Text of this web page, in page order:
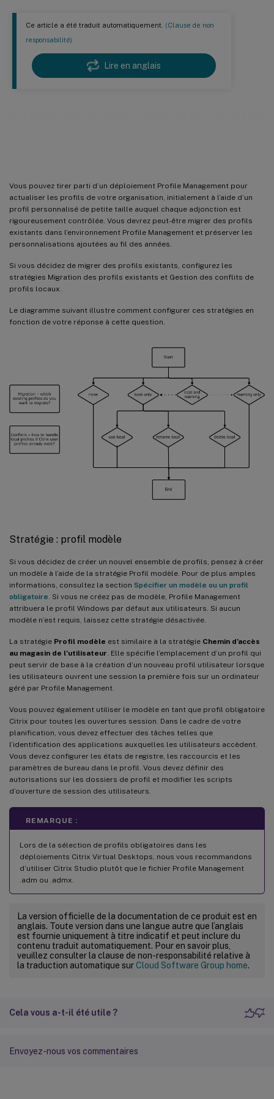
Ce article a été traduit automatiquement. (Clause de non
responsabilité)
Lire en anglais
Vous pouvez tirer parti d’un déploiement Profile Management pour
actualiser les profils de votre organisation, initialement à l’aide d’un
profil personnalisé de petite taille auquel chaque adjonction est
rigoureusement contrôlée. Vous devrez peut-être migrer des profils
existants dans l’environnement Profile Management et préserver les
personnalisations ajoutées au fil des années.
Si vous décidez de migrer des profils existants, configurez les
stratégies Migration des profils existants et Gestion des conflits de
profils locaux.
Le diagramme suivant illustre comment configurer ces stratégies en
fonction de votre réponse à cette question.
Stratégie : profil modèle
Si vous décidez de créer un nouvel ensemble de profils, pensez à créer
un modèle à l’aide de la stratégie Profil modèle. Pour de plus amples
informations, consultez la section Spécifier un modèle ou un profil
obligatoire. Si vous ne créez pas de modèle, Profile Management
attribuera le profil Windows par défaut aux utilisateurs. Si aucun
modèle n’est requis, laissez cette stratégie désactivée.
La stratégie Profil modèle est similaire à la stratégie Chemin d’accès
au magasin de l’utilisateur. Elle spécifie l’emplacement d’un profil qui
peut servir de base à la création d’un nouveau profil utilisateur lorsque
les utilisateurs ouvrent une session la première fois sur un ordinateur
géré par Profile Management.
Vous pouvez également utiliser le modèle en tant que profil obligatoire
Citrix pour toutes les ouvertures session. Dans le cadre de votre
planification, vous devez effectuer des tâches telles que
l’identification des applications auxquelles les utilisateurs accèdent.
Vous devez configurer les états de registre, les raccourcis et les
paramètres de bureau dans le profil. Vous devez définir des
autorisations sur les dossiers de profil et modifier les scripts
d’ouverture de session des utilisateurs.
REMARQUE :
Lors de la sélection de profils obligatoires dans les
déploiements Citrix Virtual Desktops, nous vous recommandons
d’utiliser Citrix Studio plutôt que le fichier Profile Management
.adm ou .admx.
La version officielle de la documentation de ce produit est en
anglais. Toute version dans une langue autre que l’anglais
est fournie uniquement à titre indicatif et peut inclure du
contenu traduit automatiquement. Pour en savoir plus,
veuillez consulter la clause de non-responsabilité relative à
la traduction automatique surCloud Software Group home.
Cela vous a-t-il été utile ?
Envoyez-nous vos commentaires